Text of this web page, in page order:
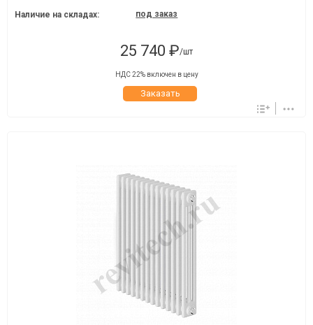
Наличие на складах:
под заказ
25 740 ₽/шт
НДС 22% включен в цену
Заказать